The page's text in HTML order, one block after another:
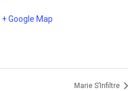
+ Google Map
Marie S’Infiltre